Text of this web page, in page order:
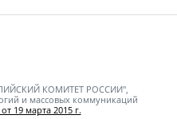
КОМИТЕТ РОССИИ",
и массовых коммуникаций
19 марта 2015 г.